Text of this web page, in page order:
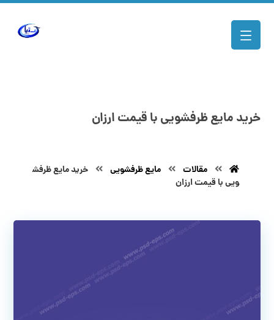
خرید مایع ظرفشویی با قیمت ارزان
مقالات مایع ظرفشویی
خرید مایع ظرفش
ویی با قیمت ارزان